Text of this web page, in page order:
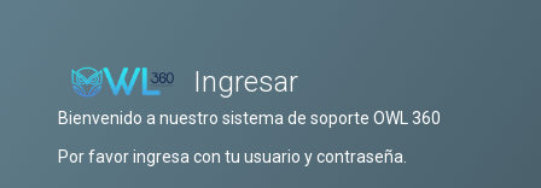
Ingresar
Bienvenido a nuestro sistema de soporte OWL 360
Por favor ingresa con tu usuario y contraseña.